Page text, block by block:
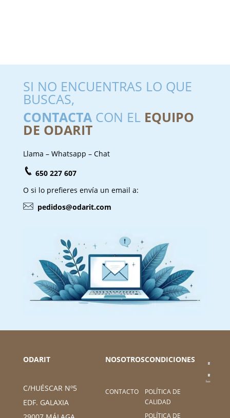
SI NO ENCUENTRAS LO QUE
BUSCAS,
CONTACTACON EL EQUIPO
DE ODARIT
Llama – Whatsapp – Chat
650 227 607
O si lo prefieres envía un email a:
pedidos@odarit.com
ODARIT
C/HUÉSCAR Nº5
EDF. GALAXIA
NOSOTROS
CONTACTO
CONDICIONES
POLÍTICA DE
CALIDAD
POLÍTICA DE